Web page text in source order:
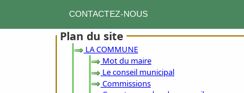
CONTACTEZ-NOUS
Plan du site
LA COMMUNE
Mot du maire
Le conseil municipal
Commissions